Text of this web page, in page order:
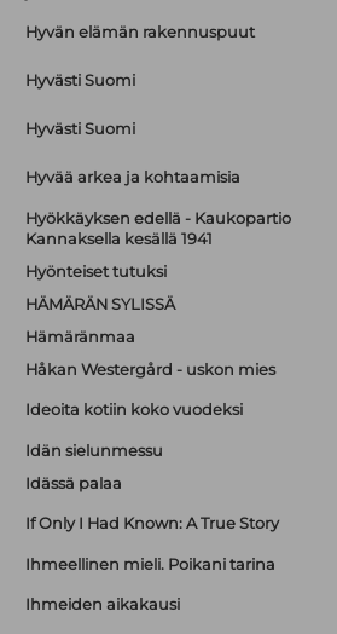
Hyvän elämän rakennuspuut
Hyvästi Suomi
Hyvästi Suomi
Hyvää arkea ja kohtaamisia
Hyökkäyksen edellä - Kaukopartio
Kannaksella kesällä 1941
Hyönteiset tutuksi
HÄMÄRÄN SYLISSÄ
Hämäränmaa
Håkan Westergård - uskon mies
Ideoita kotiin koko vuodeksi
Idän sielunmessu
Idässä palaa
If Only I Had Known: A True Story
Ihmeellinen mieli. Poikani tarina
Ihmeiden aikakausi